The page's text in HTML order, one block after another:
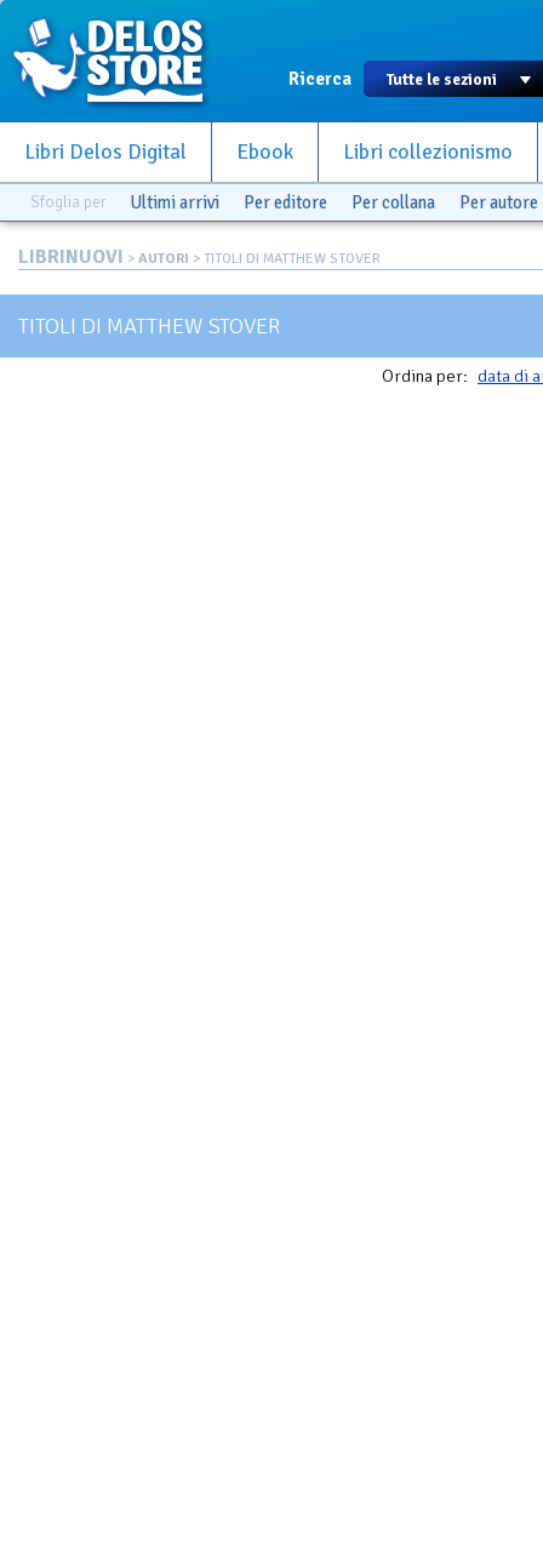
Ricerca
Libri Delos Digital Ebook Libri collezionismo
Sfoglia per Ultimi arrivi Per editore Per collana Per autore
LIBRINUOVI > AUTORI > TITOLI DI MATTHEW STOVER
TITOLI DI MATTHEW STOVER
Ordina per: data di